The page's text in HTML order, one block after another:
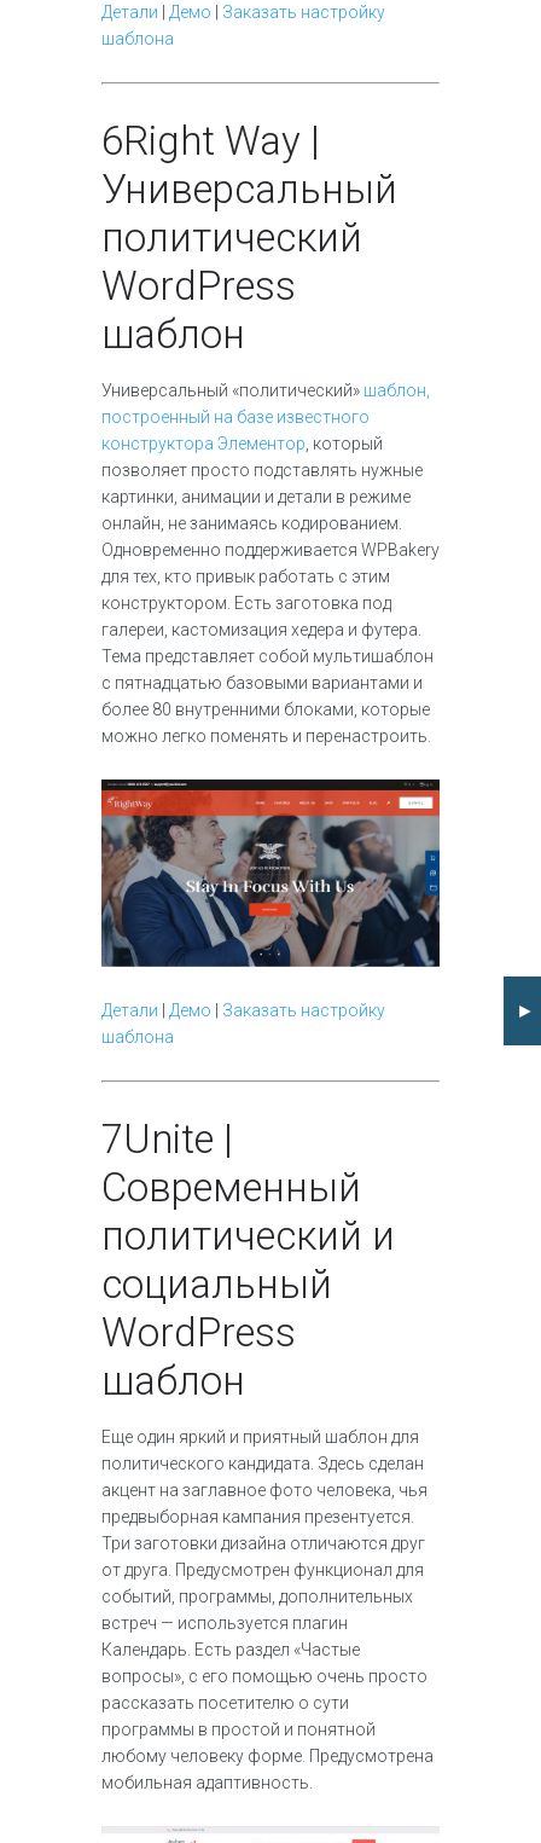
Детали Демо
Заказать настройку
шаблона
6Right Way |
Универсальный
политический
WordPress
шаблон
Универсальный «политический» шаблон,
построенный на базе известного
конструктора Элементор, который
позволяет просто подставлять нужные
картинки, анимации и детали в режиме
онлайн, не занимаясь кодированием.
Одновременно поддерживается WPBakery
для тех, кто привык работать с этим
конструктором. Есть заготовка под
галереи, кастомизация хедера и футера.
Тема представляет собой мультишаблон
с пятнадцатью базовыми вариантами и
более 80 внутренними блоками, которые
можно легко поменять и перенастроить.
Детали | Демо | Заказать настройку
шаблона
7Unite |
Современный
политический и
социальный
WordPress
шаблон
Еще один яркий и приятный шаблон для
политического кандидата. Здесь сделан
акцент на заглавное фото человека, чья
предвыборная кампания презентуется.
Три заготовки дизайна отличаются друг
от друга. Предусмотрен функционал для
событий, программы, дополнительных
встреч — используется плагин
Календарь. Есть раздел «Частые
вопросы», с его помощью очень просто
рассказать посетителю о сути
программы в простой и понятной
любому человеку форме. Предусмотрена
мобильная адаптивность.
►